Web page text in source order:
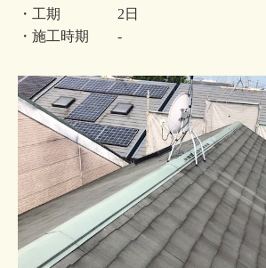
・工期 2日
・施工時期 -